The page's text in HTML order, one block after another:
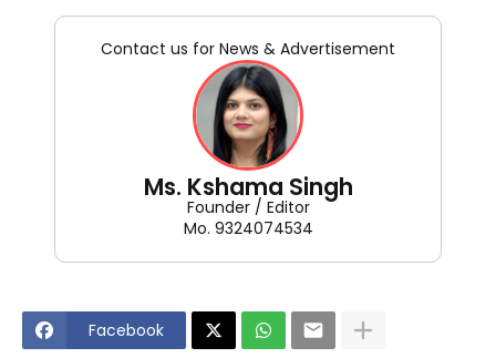
Contact us for News & Advertisement
Ms. Kshama Singh
Founder / Editor
Mo. 9324074534
Facebook